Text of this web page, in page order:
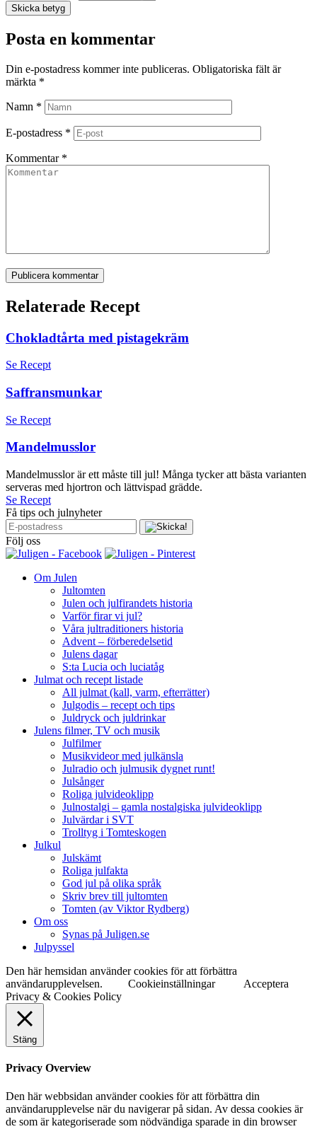
Skicka betyg
Posta en kommentar
Din e-postadress kommer inte publiceras. Obligatoriska fält är
märkta *
Namn *
E-postadress *
Kommentar *
Publicera kommentar
Relaterade Recept
Chokladtårta med pistagekräm
Se Recept
Saffransmunkar
Se Recept
Mandelmusslor
Mandelmusslor är ett måste till jul! Många tycker att bästa varianten
serveras med hjortron och lättvispad grädde.
Se Recept
Få tips och julnyheter
Följ oss
Om Julen
Jultomten
Julen och julfirandets historia
Varför firar vi jul?
Våra jultraditioners historia
Advent – förberedelsetid
Julens dagar
S:ta Lucia och luciatåg
Julmat och recept listade
All julmat (kall, varm, efterrätter)
Julgodis – recept och tips
Juldryck och juldrinkar
Julens filmer, TV och musik
Julfilmer
Musikvideor med julkänsla
Julradio och julmusik dygnet runt!
Julsånger
Roliga julvideoklipp
Julnostalgi – gamla nostalgiska julvideoklipp
Julvärdar i SVT
Trolltyg i Tomteskogen
Julkul
Julskämt
Roliga julfakta
God jul på olika språk
Skriv brev till jultomten
Tomten (av Viktor Rydberg)
Om oss
Synas på Juligen.se
Julpyssel
Den här hemsidan använder cookies för att förbättra
användarupplevelsen.
Cookieinställningar
Acceptera
Privacy & Cookies Policy
Stäng
Privacy Overview
Den här webbsidan använder cookies för att förbättra din
användarupplevelse när du navigerar på sidan. Av dessa cookies är
de som är kategoriserade som nödvändiga sparade in din browser